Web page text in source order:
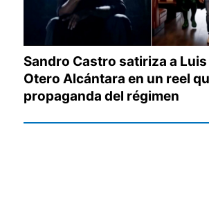
Sandro Castro satiriza a
Otero Alcántara en un reel
propaganda del régimen